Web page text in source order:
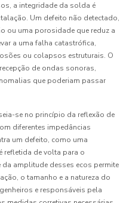
a integridade da solda é
Um defeito não detectado,
ou uma porosidade que reduz a
a uma falha catastrófica,
ou colapsos estruturais. O
de ondas sonoras,
que poderiam passar
se no princípio da reflexão de
diferentes impedâncias
um defeito, como uma
refletida de volta para o
amplitude desses ecos permite
o tamanho e a natureza do
e responsáveis pela